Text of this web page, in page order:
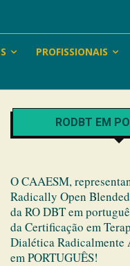
PROFISSIONAIS
RODBT EM
O CAAESM,
Radically Open
da RO DBT em
da Certificação em
Dialética Radicalmente
em PORTUGUÊS!